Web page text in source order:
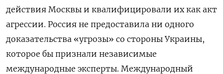
действия Москвы и квалифицировали их как акт
агрессии. Россия не предоставила ни одного
доказательства «угрозы» со стороны Украины,
которое бы признали независимые
международные эксперты. Международный